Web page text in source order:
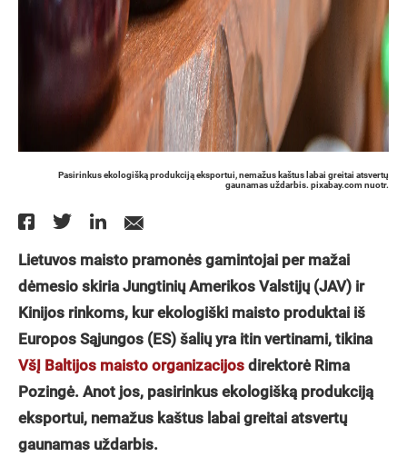
Pasirinkus ekologišką produkciją eksportui, nemažus kaštus labai greitai atsvertų
gaunamas uždarbis. pixabay.com nuotr.
Lietuvos maisto pramonės gamintojai per mažai
dėmesio skiria Jungtinių Amerikos Valstijų (JAV) ir
Kinijos rinkoms, kur ekologiški maisto produktai iš
Europos Sąjungos (ES) šalių yra itin vertinami, tikina
VšĮ Baltijos maisto organizacijos direktorė Rima
Pozingė. Anot jos, pasirinkus ekologišką produkciją
eksportui, nemažus kaštus labai greitai atsvertų
gaunamas uždarbis.